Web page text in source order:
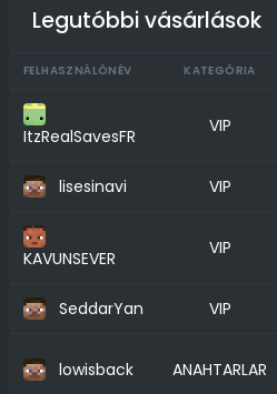
Legutóbbi vásárlások
FELHASZNÁLÓNÉV KATEGÓRIA
ItzRealSavesFR VIP
lisesinavi VIP
KAVUNSEVER VIP
SeddarYan VIP
lowisback ANAHTARLAR